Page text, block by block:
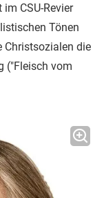
CSU-Revier
Tönen
Christsozialen die
("Fleisch vom